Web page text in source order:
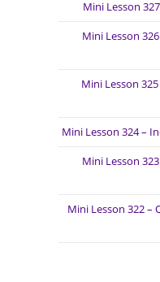
Mini Lesson
Mini Lesson
Mini Lesson
Mini Lesson 324 –
Mini Lesson
Mini Lesson 322 –